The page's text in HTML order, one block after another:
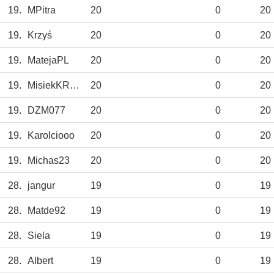
19. MPitra 20 0 20
19. Krzyś 20 0 20
19. MatejaPL 20 0 20
19. MisiekKRKNH 20 0 20
19. DZM077 20 0 20
19. Karolciooo 20 0 20
19. Michas23 20 0 20
28. jangur 19 0 19
28. Matde92 19 0 19
28. Siela 19 0 19
28. Albert 19 0 19